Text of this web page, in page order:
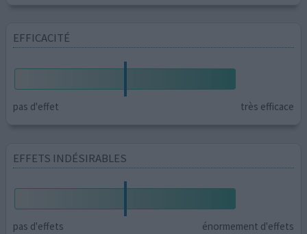
EFFICACITÉ
pas d'effet très efficace
EFFETS INDÉSIRABLES
pas d'effets énormement d'effets